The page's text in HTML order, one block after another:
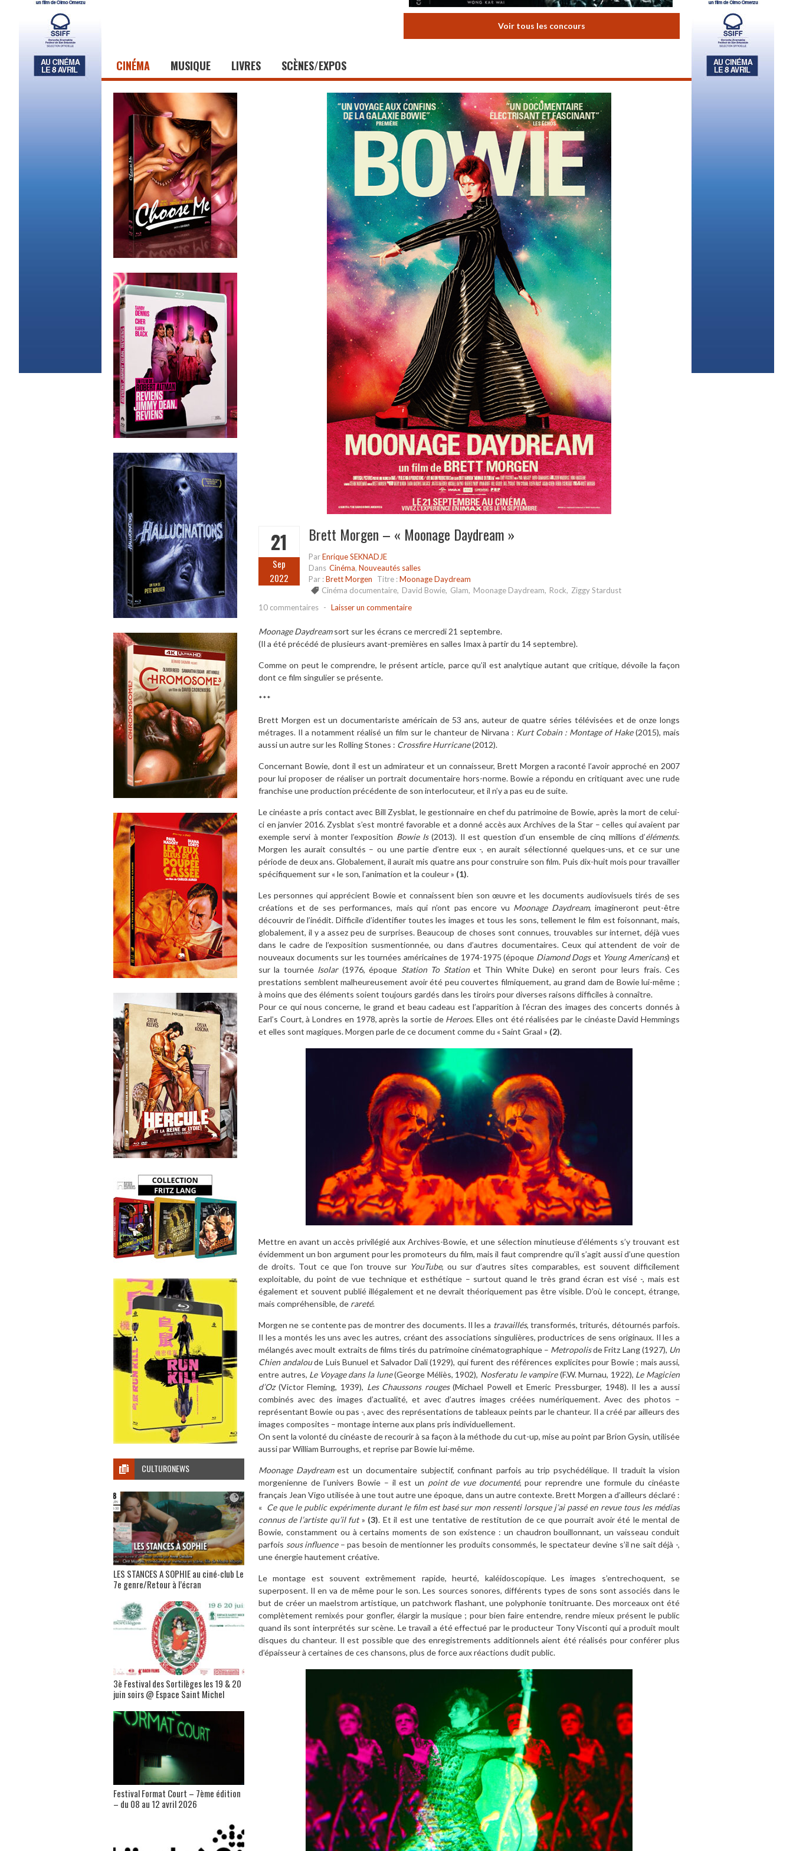
Voir tous les concours
CINÉMA MUSIQUE LIVRES SCÈNES/EXPOS
21
Sep
2022
Brett Morgen – « Moonage Daydream »
ParEnrique SEKNADJE
Dans Cinéma, Nouveautés salles
Par :Brett Morgen Titre :Moonage Daydream
Cinéma documentaire, David Bowie, Glam, Moonage Daydream, Rock, Ziggy Stardust
10 commentaires - Laisser un commentaire
Moonage Daydreamsort sur les écrans ce mercredi 21 septembre.
(Il a été précédé de plusieurs avant-premières en salles Imax à partir du 14 septembre).
Comme on peut le comprendre, le présent article, parce qu’il est analytique autant que critique, dévoile la façon
dont ce film singulier se présente.
***
Brett Morgen est un documentariste américain de 53 ans, auteur de quatre séries télévisées et de onze longs
métrages. Il a notamment réalisé un film sur le chanteur de Nirvana : Kurt Cobain : Montage of Hake(2015), mais
aussi un autre sur les Rolling Stones : Crossfire Hurricane(2012).
Concernant Bowie, dont il est un admirateur et un connaisseur, Brett Morgen a raconté l’avoir approché en 2007
pour lui proposer de réaliser un portrait documentaire hors-norme. Bowie a répondu en critiquant avec une rude
franchise une production précédente de son interlocuteur, et il n’y a pas eu de suite.
Le cinéaste a pris contact avec Bill Zysblat, le gestionnaire en chef du patrimoine de Bowie, après la mort de celui-
ci en janvier 2016. Zysblat s’est montré favorable et a donné accès aux Archives de la Star – celles qui avaient par
exemple servi à monter l’exposition Bowie Is(2013). Il est question d’un ensemble de cinq millions d’éléments.
Morgen les aurait consultés – ou une partie d’entre eux -, en aurait sélectionné quelques-uns, et ce sur une
période de deux ans. Globalement, il aurait mis quatre ans pour construire son film. Puis dix-huit mois pour travailler
spécifiquement sur « le son, l’animation et la couleur » (1).
Les personnes qui apprécient Bowie et connaissent bien son œuvre et les documents audiovisuels tirés de ses
créations et de ses performances, mais qui n’ont pas encore vu Moonage Daydream, imagineront peut-être
découvrir de l’inédit. Difficile d’identifier toutes les images et tous les sons, tellement le film est foisonnant, mais,
globalement, il y a assez peu de surprises. Beaucoup de choses sont connues, trouvables sur internet, déjà vues
dans le cadre de l’exposition susmentionnée, ou dans d’autres documentaires. Ceux qui attendent de voir de
nouveaux documents sur les tournées américaines de 1974-1975 (époque Diamond Dogset Young Americans) et
sur la tournée Isolar(1976, époque Station To Stationet Thin White Duke) en seront pour leurs frais. Ces
prestations semblent malheureusement avoir été peu couvertes filmiquement, au grand dam de Bowie lui-même ;
à moins que des éléments soient toujours gardés dans les tiroirs pour diverses raisons difficiles à connaître.
Pour ce qui nous concerne, le grand et beau cadeau est l’apparition à l’écran des images des concerts donnés à
Earl’s Court, à Londres en 1978, après la sortie de Heroes. Elles ont été réalisées par le cinéaste David Hemmings
et elles sont magiques. Morgen parle de ce document comme du « Saint Graal » (2).
Mettre en avant un accès privilégié aux Archives-Bowie, et une sélection minutieuse d’éléments s’y trouvant est
évidemment un bon argument pour les promoteurs du film, mais il faut comprendre qu’il s’agit aussi d’une question
de droits. Tout ce que l’on trouve sur YouTube, ou sur d’autres sites comparables, est souvent difficilement
exploitable, du point de vue technique et esthétique – surtout quand le très grand écran est visé -, mais est
également et souvent publié illégalement et ne devrait théoriquement pas être visible. D’où le concept, étrange,
mais compréhensible, de rareté.
Morgen ne se contente pas de montrer des documents. Il les a travaillés, transformés, triturés, détournés parfois.
Il les a montés les uns avec les autres, créant des associations singulières, productrices de sens originaux. Il les a
mélangés avec moult extraits de films tirés du patrimoine cinématographique – Metropolisde Fritz Lang (1927), Un
Chien andaloude Luis Bunuel et Salvador Dali (1929), qui furent des références explicites pour Bowie ; mais aussi,
entre autres, Le Voyage dans la lune(George Méliès, 1902), Nosferatu le vampire(F.W. Murnau, 1922), Le Magicien
d’Oz (Victor Fleming, 1939), Les Chaussons rouges(Michael Powell et Emeric Pressburger, 1948). Il les a aussi
combinés avec des images d’actualité, et avec d’autres images créées numériquement. Avec des photos –
représentant Bowie ou pas -, avec des représentations de tableaux peints par le chanteur. Il a créé par ailleurs des
images composites – montage interne aux plans pris individuellement.
On sent la volonté du cinéaste de recourir à sa façon à la méthode du cut-up, mise au point par Brion Gysin, utilisée
aussi par William Burroughs, et reprise par Bowie lui-même.
Moonage Daydreamest un documentaire subjectif, confinant parfois au trip psychédélique. Il traduit la vision
morgenienne de l’univers Bowie – il est un point de vue documenté, pour reprendre une formule du cinéaste
français Jean Vigo utilisée à une tout autre une époque, dans un autre contexte. Brett Morgen a d’ailleurs déclaré :
« Ce que le public expérimente durant le film est basé sur mon ressenti lorsque j’ai passé en revue tous les médias
connus de l’artiste qu’il fut» (3). Et il est une tentative de restitution de ce que pourrait avoir été le mental de
Bowie, constamment ou à certains moments de son existence : un chaudron bouillonnant, un vaisseau conduit
parfois sous influence– pas besoin de mentionner les produits consommés, le spectateur devine s’il ne sait déjà -,
une énergie hautement créative.
Le montage est souvent extrêmement rapide, heurté, kaléidoscopique. Les images s’entrechoquent, se
superposent. Il en va de même pour le son. Les sources sonores, différents types de sons sont associés dans le
but de créer un maelstrom artistique, un patchwork flashant, une polyphonie tonitruante. Des morceaux ont été
complètement remixés pour gonfler, élargir la musique ; pour bien faire entendre, rendre mieux présent le public
quand ils sont interprétés sur scène. Le travail a été effectué par le producteur Tony Visconti qui a produit moult
disques du chanteur. Il est possible que des enregistrements additionnels aient été réalisés pour conférer plus
d’épaisseur à certaines de ces chansons, plus de force aux réactions dudit public.
CULTURONEWS
LES STANCES A SOPHIE au ciné-club Le
7e genre/Retour à l’écran
3è Festival des Sortilèges les 19 & 20
juin soirs @ Espace Saint Michel
Festival Format Court – 7ème édition
– du 08 au 12 avril 2026